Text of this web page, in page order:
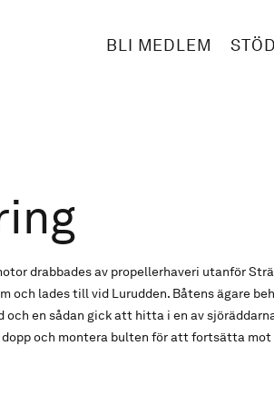
BLI MEDLEM
drabbades av propellerhaveri utanför
och lades till vid Lurudden. Båtens ägare
en sådan gick att hitta i en av
och montera bulten för att fortsätta mot